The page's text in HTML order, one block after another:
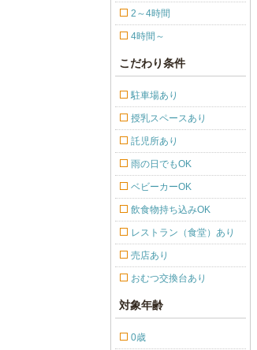
2～4時間
4時間～
こだわり条件
駐車場あり
授乳スペースあり
託児所あり
雨の日でもOK
ベビーカーOK
飲食物持ち込みOK
レストラン（食堂）あり
売店あり
おむつ交換台あり
対象年齢
0歳